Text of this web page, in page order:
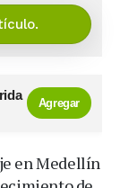
Agregar
en Medellín